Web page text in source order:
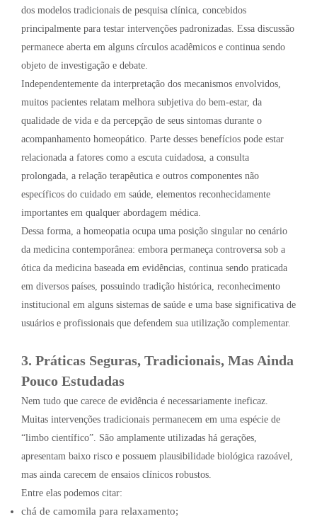
dos modelos tradicionais de pesquisa clínica, concebidos
principalmente para testar intervenções padronizadas. Essa discussão
permanece aberta em alguns círculos acadêmicos e continua sendo
objeto de investigação e debate.
Independentemente da interpretação dos mecanismos envolvidos,
muitos pacientes relatam melhora subjetiva do bem-estar, da
qualidade de vida e da percepção de seus sintomas durante o
acompanhamento homeopático. Parte desses benefícios pode estar
relacionada a fatores como a escuta cuidadosa, a consulta
prolongada, a relação terapêutica e outros componentes não
específicos do cuidado em saúde, elementos reconhecidamente
importantes em qualquer abordagem médica.
Dessa forma, a homeopatia ocupa uma posição singular no cenário
da medicina contemporânea: embora permaneça controversa sob a
ótica da medicina baseada em evidências, continua sendo praticada
em diversos países, possuindo tradição histórica, reconhecimento
institucional em alguns sistemas de saúde e uma base significativa de
usuários e profissionais que defendem sua utilização complementar.
3. Práticas Seguras, Tradicionais, Mas Ainda
Pouco Estudadas
Nem tudo que carece de evidência é necessariamente ineficaz.
Muitas intervenções tradicionais permanecem em uma espécie de
“limbo científico”. São amplamente utilizadas há gerações,
apresentam baixo risco e possuem plausibilidade biológica razoável,
mas ainda carecem de ensaios clínicos robustos.
Entre elas podemos citar:
chá de camomila para relaxamento;